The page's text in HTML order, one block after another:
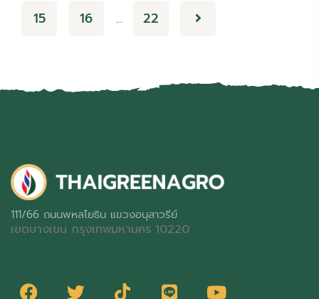
15 16 … 22
111/66 ถนนพหลโยธิน แขวงอนุสาวรีย์
เขตบางเขน กรุงเทพมหานคร 10220